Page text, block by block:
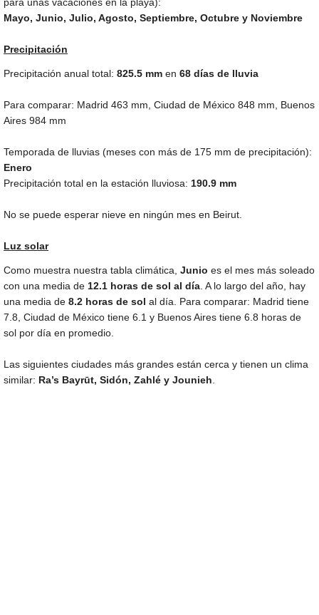
Mayo, Junio, Julio, Agosto, Septiembre, Octubre y Noviembre
Precipitación
Precipitación anual total: 825.5 mm en 68 días de lluvia
Para comparar: Madrid 463 mm , Ciudad de México 848 mm , Buenos
Aires 984 mm
Temporada de lluvias (meses con más de 175 mm de precipitación):
Enero
Precipitación total en la estación lluviosa: 190.9 mm
No se puede esperar nieve en ningún mes en Beirut.
Luz solar
Como muestra nuestra tabla climática, Junio es el mes más soleado
con una media de 12.1 horas de sol al día . A lo largo del año, hay
una media de 8.2 horas de sol al día. Para comparar: Madrid tiene
7.8, Ciudad de México tiene 6.1 y Buenos Aires tiene 6.8 horas de
sol por día en promedio.
Las siguientes ciudades más grandes están cerca y tienen un clima
similar: Ra’s Bayrūt, Sidón, Zahlé y Jounieh